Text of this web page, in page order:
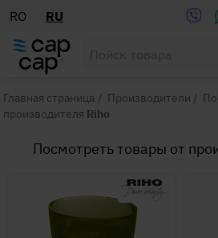
RO RU
Главная страница / Производители /
производителя Riho
Посмотреть товары от